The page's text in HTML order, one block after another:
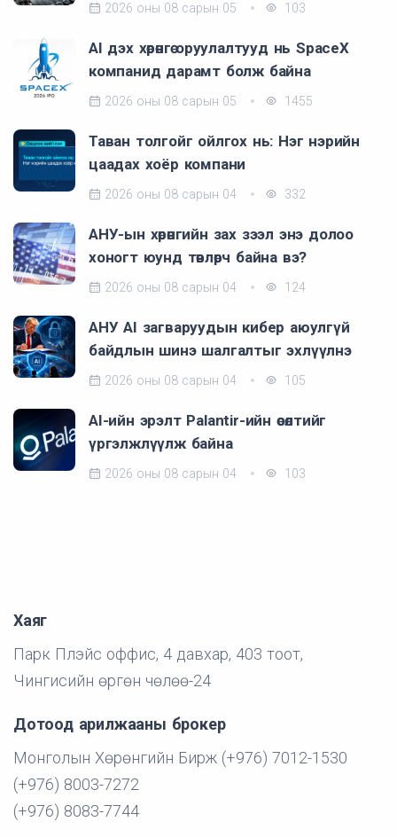
2026 оны 08 сарын 05 103
AI дэх хөрөнгө оруулалтууд нь SpaceX
компанид дарамт болж байна
2026 оны 08 сарын 05 1455
Таван толгойг ойлгох нь: Нэг нэрийн
цаадах хоёр компани
2026 оны 08 сарын 04 332
АНУ-ын хөрөнгийн зах зээл энэ долоо
хоногт юунд төвлөрч байна вэ?
2026 оны 08 сарын 04 124
АНУ AI загваруудын кибер аюулгүй
байдлын шинэ шалгалтыг эхлүүлнэ
2026 оны 08 сарын 04 105
AI-ийн эрэлт Palantir-ийн өсөлтийг
үргэлжлүүлж байна
2026 оны 08 сарын 04 103
Хаяг
Парк Плэйс оффис, 4 давхар, 403 тоот,
Чингисийн өргөн чөлөө-24
Дотоод арилжааны брокер
Монголын Хөрөнгийн Бирж (+976) 7012-1530
(+976) 8003-7272
(+976) 8083-7744